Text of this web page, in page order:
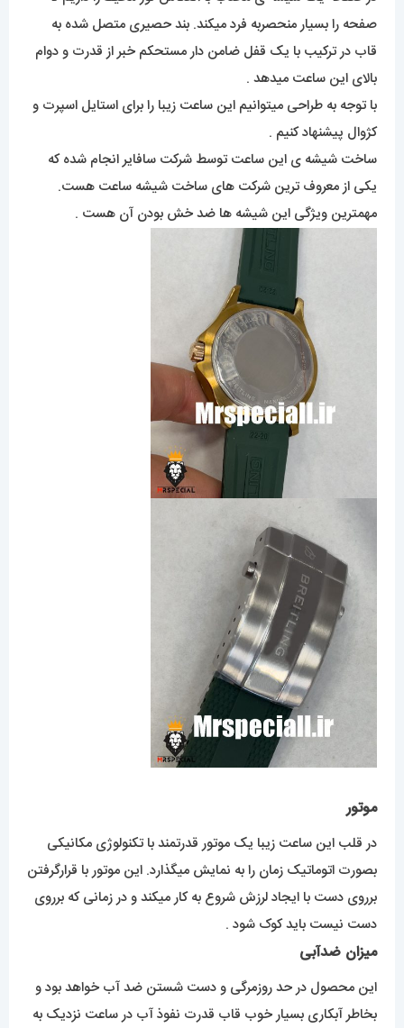
صفحه را بسیار منحصربه فرد میکند. بند حصیری متصل شده به
قاب در ترکیب با یک قفل ضامن دار مستحکم خبر از قدرت و دوام
بالای این ساعت میدهد .
با توجه به طراحی میتوانیم این ساعت زیبا را برای استایل اسپرت و
کژوال پیشنهاد کنیم .
ساخت شیشه ی این ساعت توسط شرکت سافایر انجام شده که
یکی از معروف ترین شرکت های ساخت شیشه ساعت هست.
مهمترین ویژگی این شیشه ها ضد خش بودن آن هست .
موتور
در قلب این ساعت زیبا یک موتور قدرتمند با تکنولوژی مکانیکی
بصورت اتوماتیک زمان را به نمایش میگذارد. این موتور با قرارگرفتن
برروی دست با ایجاد لرزش شروع به کار میکند و در زمانی که برروی
دست نیست باید کوک شود .
میزان ضدآبی
این محصول در حد روزمرگی و دست شستن ضد آب خواهد بود و
بخاطر آبکاری بسیار خوب قاب قدرت نفوذ آب در ساعت نزدیک به